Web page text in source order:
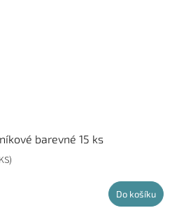
barevné 15 ks
Do košíku